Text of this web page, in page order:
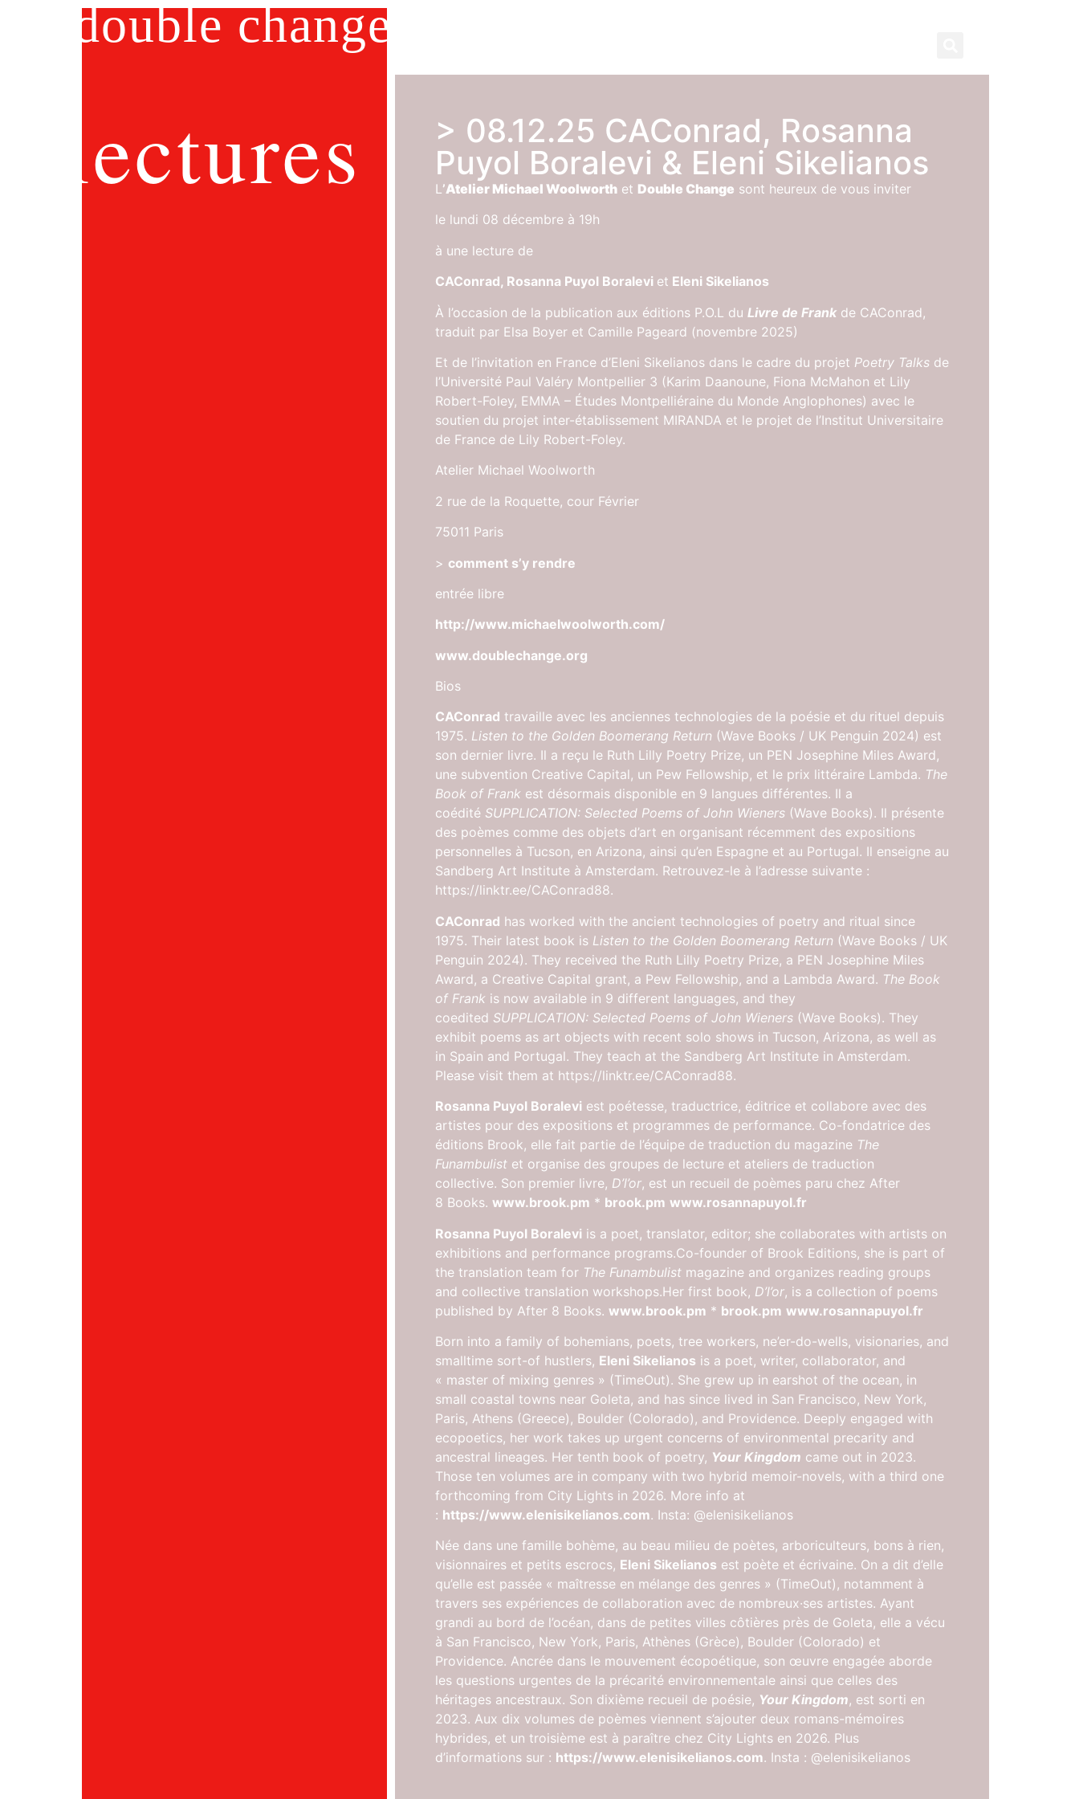
double change
lectures
> 08.12.25 CAConrad, Rosanna
Puyol Boralevi & Eleni Sikelianos
L’Atelier Michael Woolworthet Double Change sont heureux de vous inviter
le lundi 08 décembre à 19h
à une lecture de
CAConrad, Rosanna Puyol Boralevi et Eleni Sikelianos
À l’occasion de la publication aux éditions P.O.L du Livre de Frank de CAConrad,
traduit par Elsa Boyer et Camille Pageard (novembre 2025)
Et de l’invitation en France d’Eleni Sikelianos dans le cadre du projet Poetry Talksde
l’Université Paul Valéry Montpellier 3 (Karim Daanoune, Fiona McMahon et Lily
Robert-Foley, EMMA – Études Montpelliéraine du Monde Anglophones) avec le
soutien du projet inter-établissement MIRANDA et le projet de l’Institut Universitaire
de France de Lily Robert-Foley.
Atelier Michael Woolworth
2 rue de la Roquette, cour Février
75011 Paris
> comment s’y rendre
entrée libre
http://www.michaelwoolworth.com/
www.doublechange.org
Bios
CAConrad travaille avec les anciennes technologies de la poésie et du rituel depuis
1975. Listen to the Golden Boomerang Return (Wave Books / UK Penguin 2024) est
son dernier livre. Il a reçu le Ruth Lilly Poetry Prize, un PEN Josephine Miles Award,
une subvention Creative Capital, un Pew Fellowship, et le prix littéraire Lambda. The
Book of Frank est désormais disponible en 9 langues différentes. Il a
coédité SUPPLICATION: Selected Poems of John Wieners(Wave Books). Il présente
des poèmes comme des objets d’art en organisant récemment des expositions
personnelles à Tucson, en Arizona, ainsi qu’en Espagne et au Portugal. Il enseigne au
Sandberg Art Institute à Amsterdam. Retrouvez-le à l’adresse suivante :
https://linktr.ee/CAConrad88.
CAConrad has worked with the ancient technologies of poetry and ritual since
1975. Their latest book is Listen to the Golden Boomerang Return (Wave Books / UK
Penguin 2024). They received the Ruth Lilly Poetry Prize, a PEN Josephine Miles
Award, a Creative Capital grant, a Pew Fellowship, and a Lambda Award. The Book
of Frank is now available in 9 different languages, and they
coedited SUPPLICATION: Selected Poems of John Wieners(Wave Books). They
exhibit poems as art objects with recent solo shows in Tucson, Arizona, as well as
in Spain and Portugal. They teach at the Sandberg Art Institute in Amsterdam.
Please visit them at https://linktr.ee/CAConrad88.
Rosanna Puyol Boralevi est poétesse, traductrice, éditrice et collabore avec des
artistes pour des expositions et programmes de performance. Co-fondatrice des
éditions Brook, elle fait partie de l’équipe de traduction du magazine The
Funambulist et organise des groupes de lecture et ateliers de traduction
collective. Son premier livre, D’l’or, est un recueil de poèmes paru chez After
8 Books. www.brook.pm * brook.pm www.rosannapuyol.fr
Rosanna Puyol Boralevi is a poet, translator, editor; she collaborates with artists on
exhibitions and performance programs.Co-founder of Brook Editions, she is part of
the translation team for The Funambulistmagazine and organizes reading groups
and collective translation workshops.Her first book, D’l’or, is a collection of poems
published by After 8 Books. www.brook.pm * brook.pm www.rosannapuyol.fr
Born into a family of bohemians, poets, tree workers, ne’er-do-wells, visionaries, and
smalltime sort-of hustlers, Eleni Sikelianos is a poet, writer, collaborator, and
« master of mixing genres » (TimeOut). She grew up in earshot of the ocean, in
small coastal towns near Goleta, and has since lived in San Francisco, New York,
Paris, Athens (Greece), Boulder (Colorado), and Providence. Deeply engaged with
ecopoetics, her work takes up urgent concerns of environmental precarity and
ancestral lineages. Her tenth book of poetry, Your Kingdom came out in 2023.
Those ten volumes are in company with two hybrid memoir-novels, with a third one
forthcoming from City Lights in 2026. More info at
: https://www.elenisikelianos.com. Insta: @elenisikelianos
Née dans une famille bohème, au beau milieu de poètes, arboriculteurs, bons à rien,
visionnaires et petits escrocs, Eleni Sikelianos est poète et écrivaine. On a dit d’elle
qu’elle est passée « maîtresse en mélange des genres » (TimeOut), notamment à
travers ses expériences de collaboration avec de nombreux·ses artistes. Ayant
grandi au bord de l’océan, dans de petites villes côtières près de Goleta, elle a vécu
à San Francisco, New York, Paris, Athènes (Grèce), Boulder (Colorado) et
Providence. Ancrée dans le mouvement écopoétique, son œuvre engagée aborde
les questions urgentes de la précarité environnementale ainsi que celles des
héritages ancestraux. Son dixième recueil de poésie, Your Kingdom, est sorti en
2023. Aux dix volumes de poèmes viennent s’ajouter deux romans-mémoires
hybrides, et un troisième est à paraître chez City Lights en 2026. Plus
d’informations sur : https://www.elenisikelianos.com. Insta : @elenisikelianos